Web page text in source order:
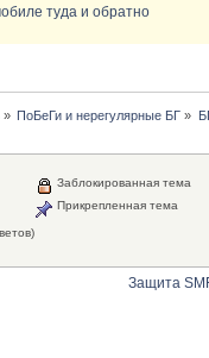
туда и обратно
» ПоБеГи и нерегулярные БГ »
Заблокированная тема
Прикрепленная тема
Защита